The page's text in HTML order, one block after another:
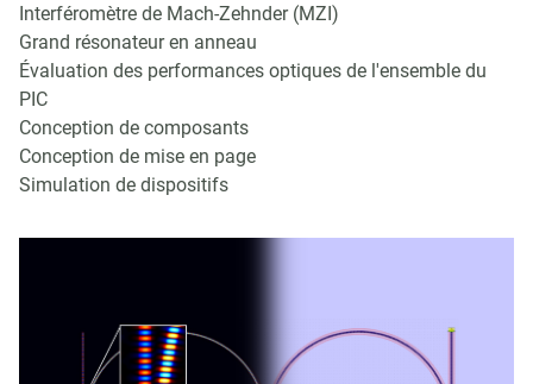
Interféromètre de Mach-Zehnder (MZI)
Grand résonateur en anneau
Évaluation des performances optiques de l'ensemble du
PIC
Conception de composants
Conception de mise en page
Simulation de dispositifs